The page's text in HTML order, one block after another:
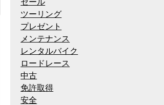
セール
ツーリング
プレゼント
メンテナンス
レンタルバイク
ロードレース
中古
免許取得
安全